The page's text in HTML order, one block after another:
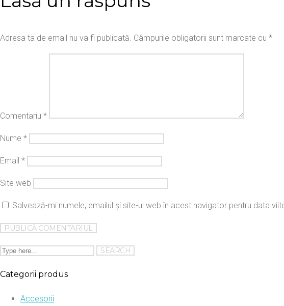
Adresa ta de email nu va fi publicată. Câmpurile obligatorii sunt marcate cu *
Comentariu *
Nume *
Email *
Site web
Salvează-mi numele, emailul și site-ul web în acest navigator pentru data
Categorii produs
Accesorii